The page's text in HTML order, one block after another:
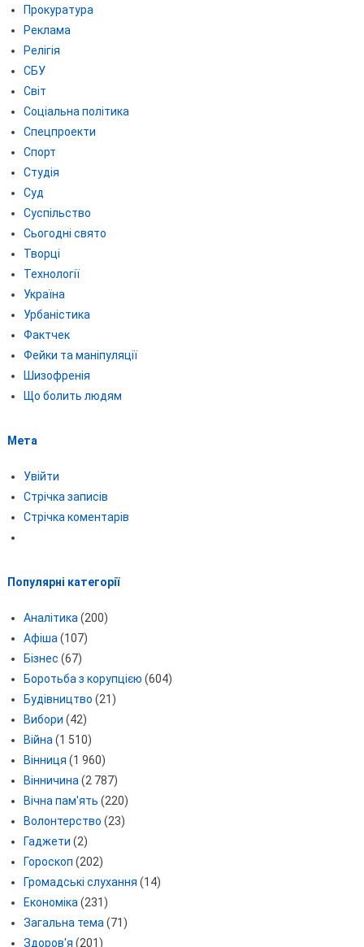
Прокуратура
Реклама
Релігія
СБУ
Світ
Соціальна політика
Спецпроекти
Спорт
Студія
Суд
Суспільство
Сьогодні свято
Творці
Технології
Україна
Урбаністика
Фактчек
Фейки та маніпуляції
Шизофренія
Що болить людям
Мета
Увійти
Стрічка записів
Стрічка коментарів
Популярні категорії
Аналітика (200)
Афіша (107)
Бізнес (67)
Боротьба з корупцією (604)
Будівництво (21)
Вибори (42)
Війна (1 510)
Вінниця (1 960)
Вінничина (2 787)
Вічна пам'ять (220)
Волонтерство (23)
Гаджети (2)
Гороскоп (202)
Громадські слухання (14)
Економіка (231)
Загальна тема (71)
Здоров'я (201)